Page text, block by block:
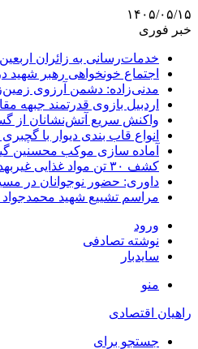
۱۴۰۵/۰۵/۱۵
خبر فوری
خدمات‌رسانی به زائران
اجتماع خونخواهی رهبر شهید
مدنی‌زاده: دشمن آرزوی
اردبیل بازوی قدرتمند جبهه
واکنش سریع آتش‌نشانان از
انواع قاب بندی دیوار با
آماده سازی موکب محسنین
کشف ۳۰ تن مواد غذایی غیربهداشتی در شاهرود؛ انبار پلمب شد
داوری: حضور نوجوانان در
مراسم تشییع شهید
ورود
نوشته تصادفی
سایدبار
منو
راهیان اقتصادی
جستجو برای